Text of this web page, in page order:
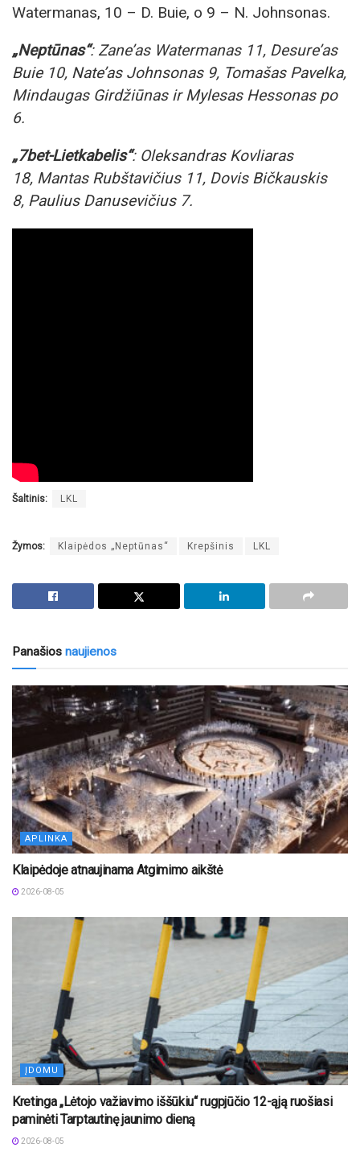
Watermanas, 10 – D. Buie, o 9 – N. Johnsonas.
„Neptūnas“: Zane’as Watermanas 11, Desure’as
Buie 10, Nate’as Johnsonas 9, Tomašas Pavelka,
Mindaugas Girdžiūnas ir Mylesas Hessonas po
6.
„7bet-Lietkabelis“: Oleksandras Kovliaras
18, Mantas Rubštavičius 11, Dovis Bičkauskis
8, Paulius Danusevičius 7.
Šaltinis: LKL
Žymos: Klaipėdos „Neptūnas“ Krepšinis LKL
Panašios naujienos
APLINKA
Klaipėdoje atnaujinama Atgimimo aikštė
2026-08-05
ĮDOMU
Kretinga „Lėtojo važiavimo iššūkiu“ rugpjūčio 12-ąją ruošiasi
paminėti Tarptautinę jaunimo dieną
2026-08-05